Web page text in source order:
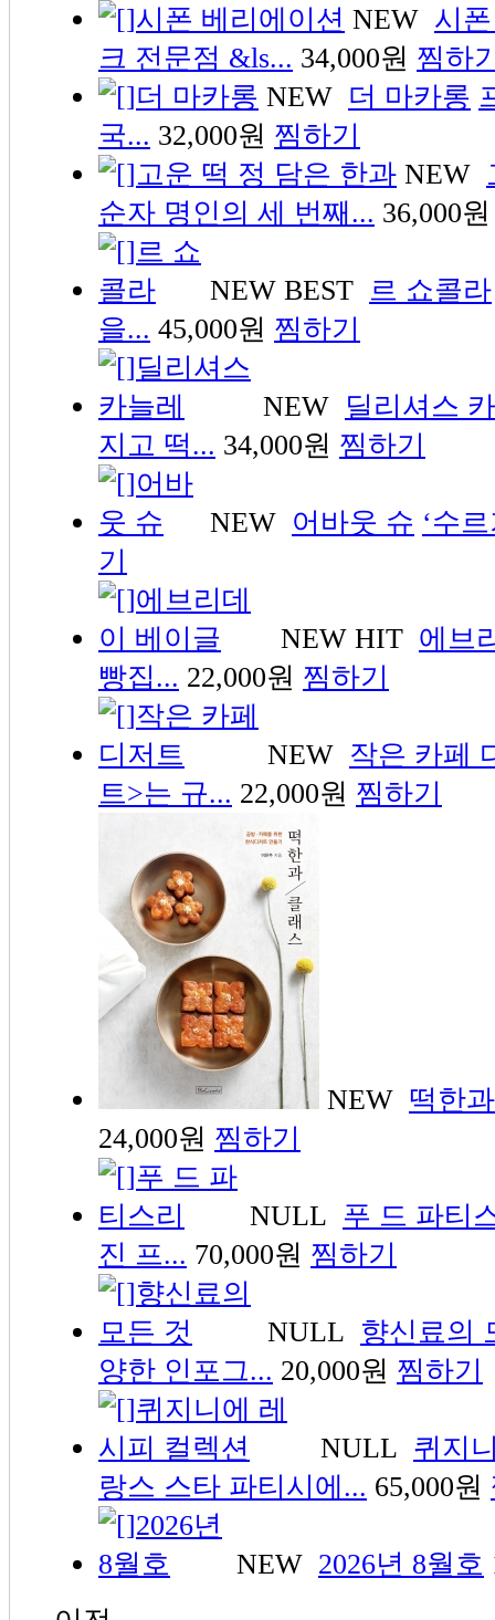
NEW 시
크 전문점 &ls... 34,000원 찜하
NEW 더 마카롱
국... 32,000원 찜하기
NEW
순자 명인의 세 번째... 36,000원
NEW BEST 르 쇼콜라
을... 45,000원 찜하기
NEW 딜리셔스
지고 떡... 34,000원 찜하기
NEW 어바웃 슈 ‘수
기
NEW HIT 에브
빵집... 22,000원 찜하기
NEW 작은 카페
트>는 규... 22,000원 찜하기
NEW 떡한
24,000원 찜하기
NULL 푸 드 파티
진 프... 70,000원 찜하기
NULL 향신료의
양한 인포그... 20,000원 찜하기
NULL 퀴지
랑스 스타 파티시에... 65,000원
NEW 2026년 8월호